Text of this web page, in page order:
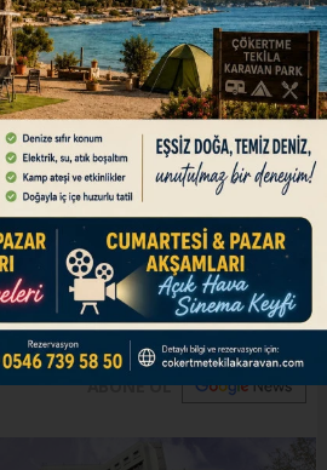
Güncelleme: 20.01.2025 - 13:24
Güvenlik
yarın iki taraftan
Ankara'da düzenlenecek.
Bakanı Hakan Fidan, İçişleri
İsveç Dışişleri Bakanı Maria
ve İsveç Adalet Bakanı
ABONE OL